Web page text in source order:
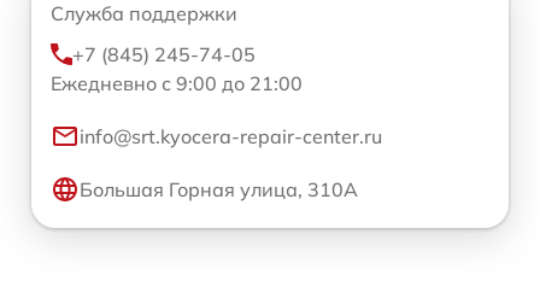
Служба поддержки
+7 (845) 245-74-05
Ежедневно с 9:00 до 21:00
info@srt.kyocera-repair-center.ru
Большая Горная улица, 310А